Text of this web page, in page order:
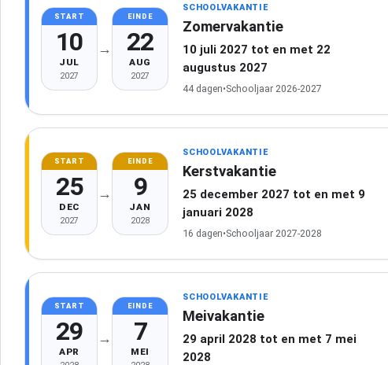
START
10
JUL
2027
→
EINDE
22
AUG
2027
SCHOOLVAKANTIE
Zomervakantie
10 juli 2027 tot en met 22
augustus 2027
44 dagen•Schooljaar 2026-2027
START
25
DEC
2027
→
EINDE
9
JAN
2028
SCHOOLVAKANTIE
Kerstvakantie
25 december 2027 tot en met 9
januari 2028
16 dagen•Schooljaar 2027-2028
START
29
APR
→
EINDE
7
MEI
SCHOOLVAKANTIE
Meivakantie
29 april 2028 tot en met 7 mei
2028